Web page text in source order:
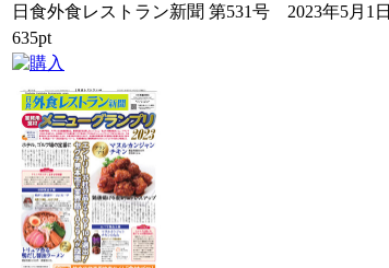
日食外食レストラン新聞 第531号 2023年5月1日
635pt